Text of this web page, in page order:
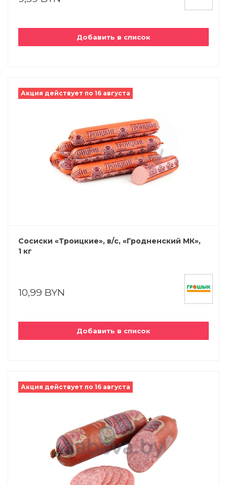
Добавить в список
Акция действует по 16 августа
Сосиски «Троицкие», в/с, «Гродненский МК»,
1 кг
10,99 BYN
Добавить в список
Акция действует по 16 августа